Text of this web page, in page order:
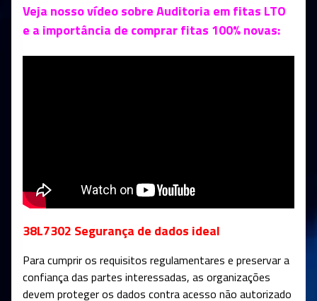
Veja nosso vídeo sobre Auditoria em fitas LTO
e a importância de comprar fitas 100% novas:
38L7302 Segurança de dados ideal
Para cumprir os requisitos regulamentares e preservar a
confiança das partes interessadas, as organizações
devem proteger os dados contra acesso não autorizado